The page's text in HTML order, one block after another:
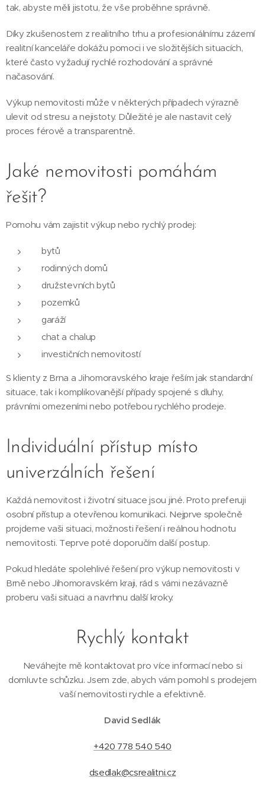
tak, abyste měli jistotu, že vše proběhne správně.
Díky zkušenostem z realitního trhu a profesionálnímu zázemí
realitní kanceláře dokážu pomoci i ve složitějších situacích,
které často vyžadují rychlé rozhodování a správné
načasování.
Výkup nemovitosti může v některých případech výrazně
ulevit od stresu a nejistoty. Důležité je ale nastavit celý
proces férově a transparentně.
Jaké nemovitosti pomáhám
řešit?
Pomohu vám zajistit výkup nebo rychlý prodej:
bytů
rodinných domů
družstevních bytů
pozemků
garáží
chat a chalup
investičních nemovitostí
S klienty z Brna a Jihomoravského kraje řeším jak standardní
situace, tak i komplikovanější případy spojené s dluhy,
právními omezeními nebo potřebou rychlého prodeje.
Individuální přístup místo
univerzálních řešení
Každá nemovitost i životní situace jsou jiné. Proto preferuji
osobní přístup a otevřenou komunikaci. Nejprve společně
projdeme vaši situaci, možnosti řešení i reálnou hodnotu
nemovitosti. Teprve poté doporučím další postup.
Pokud hledáte spolehlivé řešení pro výkup nemovitosti v
Brně nebo Jihomoravském kraji, rád s vámi nezávazně
proberu vaši situaci a navrhnu další kroky.
Rychlý kontakt
Neváhejte mě kontaktovat pro více informací nebo si
domluvte schůzku. Jsem zde, abych vám pomohl s prodejem
vaší nemovitosti rychle a efektivně.
David Sedlák
+420 778 540 540
dsedlak@csrealitni.cz